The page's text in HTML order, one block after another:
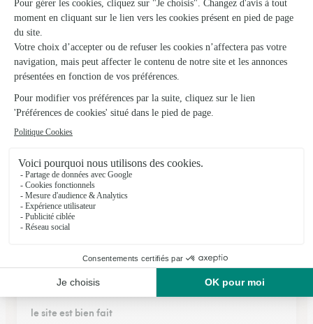
10/04/2026
★ ★ ★ ★ ★
Bouquet facile à commander
Bouquet facile à commander
★ ★ ★ ★ ★
Commande passé sur le site et très…
Commande passé sur le site et très simple d'utilisation
le site est bien fait